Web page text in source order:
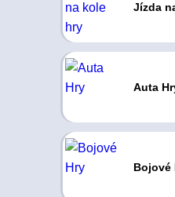
Jízda
Auta
Bojové